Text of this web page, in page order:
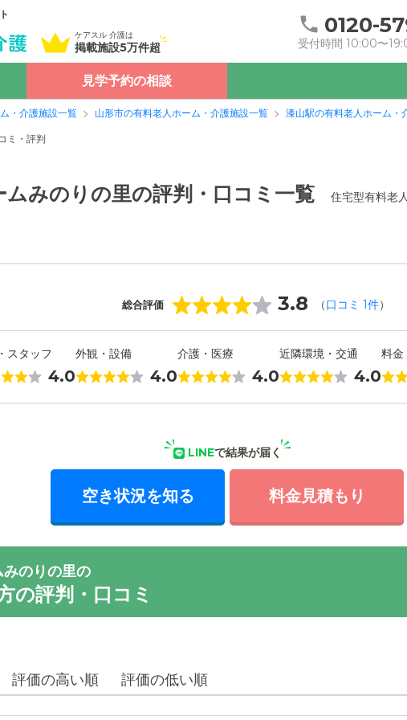
ケアスル 介護は
掲載施設5万件超
0120-
受付時間 10:00〜
見学予約の相談
・介護施設一覧 山形市の有料老人ホーム・介護施設一覧 漆山駅の有料老人ホーム・
ミ・評判
ムみのりの里の評判・口コミ一覧
住宅型有料老
総合評価 3.8 （口コミ 1件）
スタッフ
4.0
外観・設備
4.0
介護・医療
4.0
近隣環境・交通
4.0
料金
LINEで結果が届く
空き状況を知る 料金見積もり
のりの里の
の評判・口コミ
評価の高い順 評価の低い順